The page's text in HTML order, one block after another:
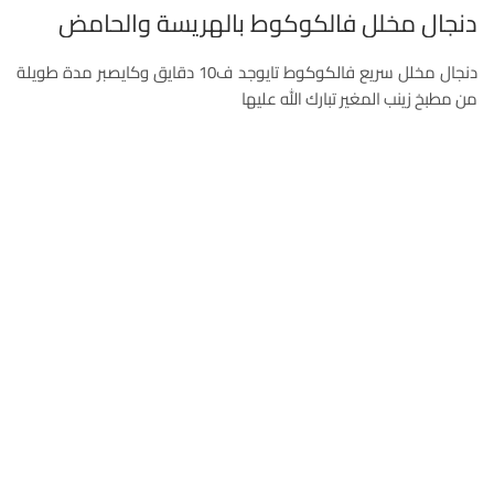
دنجال مخلل فالكوكوط بالهريسة والحامض
دنجال مخلل سريع فالكوكوط تايوجد ف10 دقايق وكايصبر مدة طويلة
من مطبخ زينب المغير تبارك الله عليها